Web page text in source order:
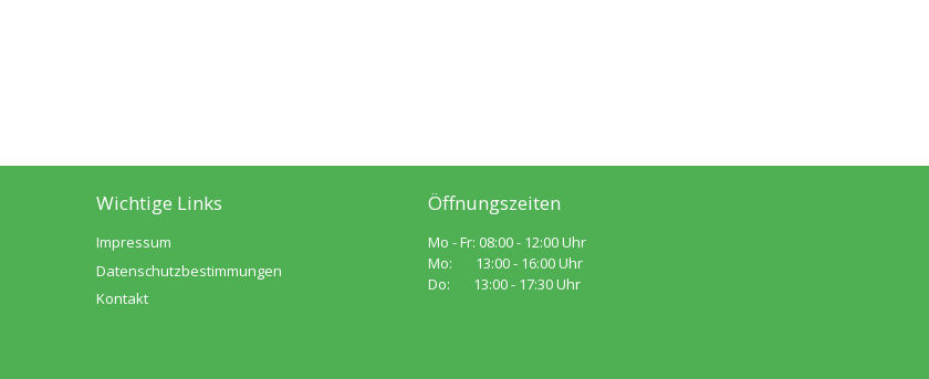
Wichtige Links
Impressum
Datenschutzbestimmungen
Kontakt
Öffnungszeiten
Mo - Fr: 08:00 - 12:00 Uhr
Mo: 13:00 - 16:00 Uhr
Do: 13:00 - 17:30 Uhr